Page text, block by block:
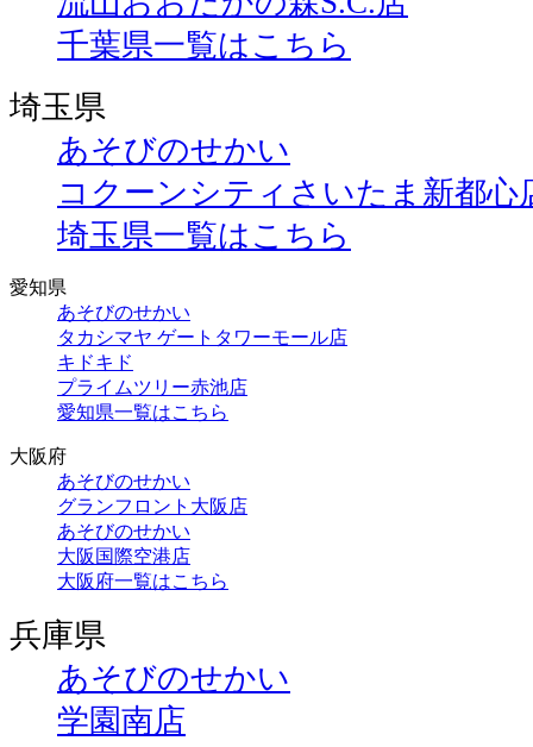
千葉県一覧はこちら
埼玉県
あそびのせかい
コクーンシティさいたま新都心
埼玉県一覧はこちら
愛知県
あそびのせかい
タカシマヤ ゲートタワーモール店
キドキド
プライムツリー赤池店
愛知県一覧はこちら
大阪府
あそびのせかい
グランフロント大阪店
あそびのせかい
大阪国際空港店
大阪府一覧はこちら
兵庫県
あそびのせかい
学園南店